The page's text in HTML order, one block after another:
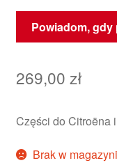
Powiadom,
269,00 zł
Części do Citroëna
Brak w